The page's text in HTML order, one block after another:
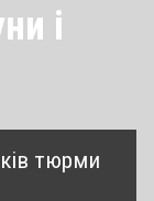
і
тюрми